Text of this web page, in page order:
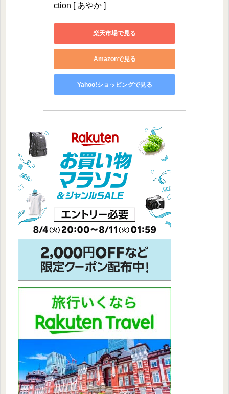
ction [ あやか ]
楽天市場で見る
Amazonで見る
Yahoo!ショッピングで見る